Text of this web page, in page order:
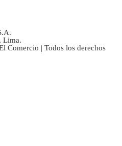
Lima.
Comercio | Todos los derechos